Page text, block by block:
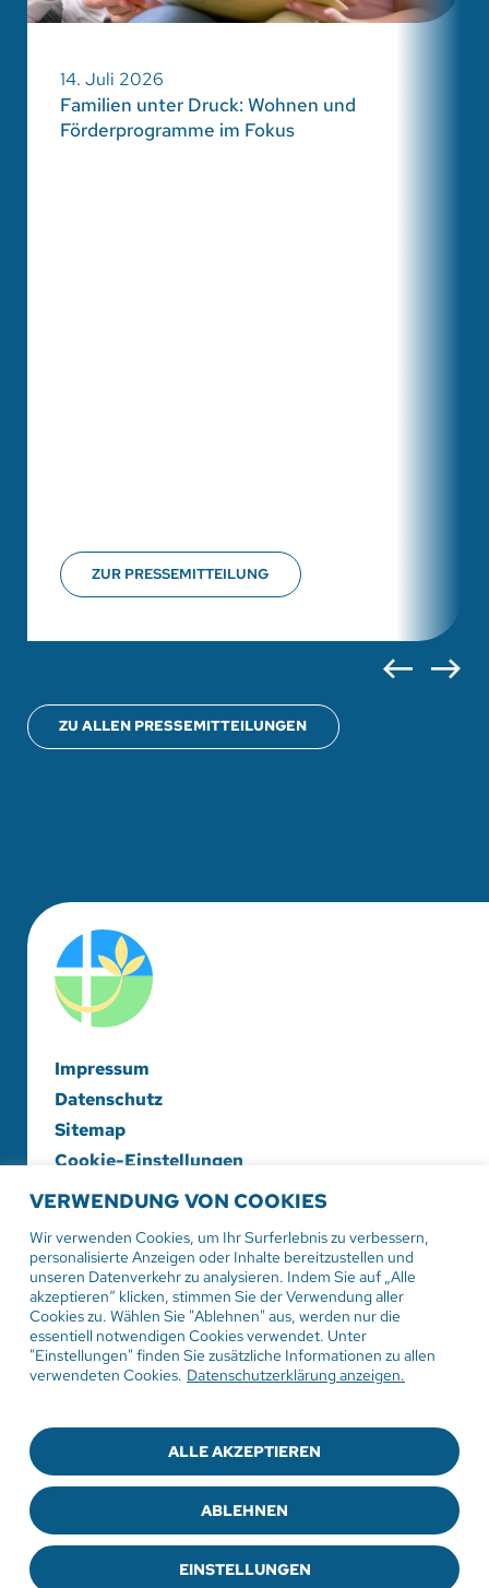
VERWENDUNG VON COOKIES
Wir verwenden Cookies, um Ihr Surferlebnis zu verbessern,
personalisierte Anzeigen oder Inhalte bereitzustellen und
unseren Datenverkehr zu analysieren. Indem Sie auf „Alle
akzeptieren“ klicken, stimmen Sie der Verwendung aller
Cookies zu. Wählen Sie "Ablehnen" aus, werden nur die
essentiell notwendigen Cookies verwendet. Unter
"Einstellungen" finden Sie zusätzliche Informationen zu allen
verwendeten Cookies. Datenschutzerklärung anzeigen.
EINSTELLUNGEN
ABLEHNEN
ALLE AKZEPTIEREN
14. Juli 2026
Familien unter Druck: Wohnen und
Förderprogramme im Fokus
ZUR PRESSEMITTEILUNG
ZU ALLEN PRESSEMITTEILUNGEN
Impressum
Datenschutz
Sitemap
Cookie-Einstellungen
Evangelische Diakonieschwesternschaft
Herrenberg-Korntal e. V.
Hildrizhauser Str. 29
71083 Herrenberg
Tel:07032 206-0
Mail: info@evdiak.de
Sie haben Fragen zur Medizinproduktesicherheit?
Schreiben Sie uns anmedizinprodukte@evdiak.de